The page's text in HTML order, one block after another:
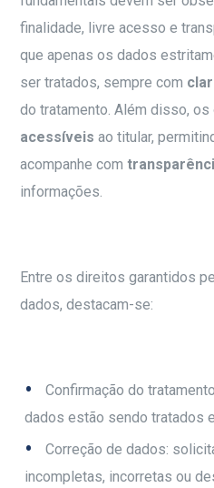
finalidade, livre acesso e
que apenas os dados
ser tratados, sempre com
do tratamento. Além disso,
acessíveis ao titular,
acompanhe com
informações.
Entre os direitos garantidos
dados, destacam-se:
Confirmação do
dados estão sendo tratados
Correção de dados:
incompletas, incorretas ou